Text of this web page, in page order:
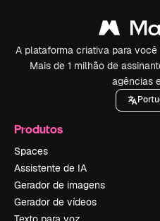
A plataforma criativa para
Mais de 1 milhão de
agências
Produtos
Spaces
Assistente de IA
Gerador de imagens
Gerador de vídeos